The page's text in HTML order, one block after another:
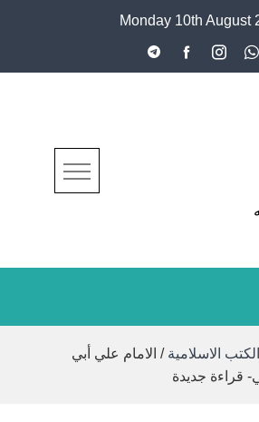
Monday 10th August
الكتب الاسلامية / الامام علي أبي
قراءة جديدة